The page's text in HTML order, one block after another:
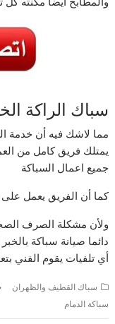
سباك الراكة
مما لاشك فيه أن خدمة
يمتلك فريق كامل من
جميع اعمال السباكة
كما أن الفريق يعمل
ولأن مشكلة الصرف
دائما صيانة سباكة
أي تلفيات يقوم الفني
سباك القطيف والظهران
سباكة الدمام